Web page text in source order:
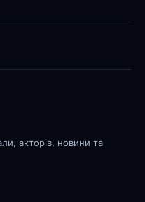
акторів, новини та